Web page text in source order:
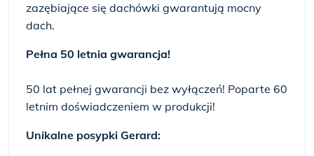
zazębiające się dachówki gwarantują mocny
dach.
Pełna 50 letnia gwarancja!
50 lat pełnej gwarancji bez wyłączeń! Poparte 60
letnim doświadczeniem w produkcji!
Unikalne posypki Gerard: